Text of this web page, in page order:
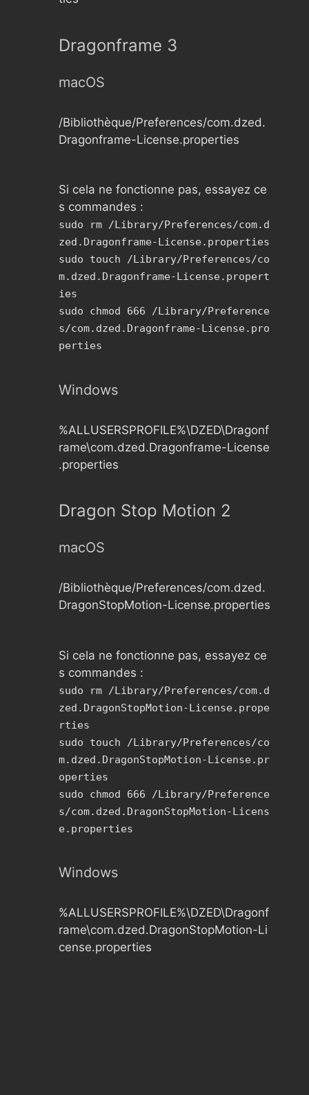
Dragonframe 3
macOS
/Bibliothèque/Preferences/com.dzed.
Dragonframe-License.properties
Si cela ne fonctionne pas, essayez ce
s commandes :
sudo rm /Library/Preferences/com.d
zed.Dragonframe-License.properties
sudo touch /Library/Preferences/co
m.dzed.Dragonframe-License.propert
ies
sudo chmod 666 /Library/Preference
s/com.dzed.Dragonframe-License.pro
perties
Windows
%ALLUSERSPROFILE%\DZED\Dragonf
rame\com.dzed.Dragonframe-License
.properties
Dragon Stop Motion 2
macOS
/Bibliothèque/Preferences/com.dzed.
DragonStopMotion-License.properties
Si cela ne fonctionne pas, essayez ce
s commandes :
sudo rm /Library/Preferences/com.d
zed.DragonStopMotion-License.prope
rties
sudo touch /Library/Preferences/co
m.dzed.DragonStopMotion-License.pr
operties
sudo chmod 666 /Library/Preference
s/com.dzed.DragonStopMotion-Licens
e.properties
Windows
%ALLUSERSPROFILE%\DZED\Dragonf
rame\com.dzed.DragonStopMotion-Li
cense.properties